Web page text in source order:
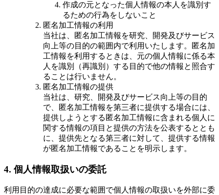
作成の元となった個人情報の本人を識別す
るための行為をしないこと
匿名加工情報の利用
当社は、匿名加工情報を研究、開発及びサービス
向上等の目的の範囲内で利用いたします。匿名加
工情報を利用するときは、元の個人情報に係る本
人を識別（再識別）する目的で他の情報と照合す
ることは行いません。
匿名加工情報の提供
当社は、研究、開発及びサービス向上等の目的
で、匿名加工情報を第三者に提供する場合には、
提供しようとする匿名加工情報に含まれる個人に
関する情報の項目と提供の方法を公表するととも
に、提供先となる第三者に対して、提供する情報
が匿名加工情報であることを明示します。
4. 個人情報取扱いの委託
利用目的の達成に必要な範囲で個人情報の取扱いを外部に委